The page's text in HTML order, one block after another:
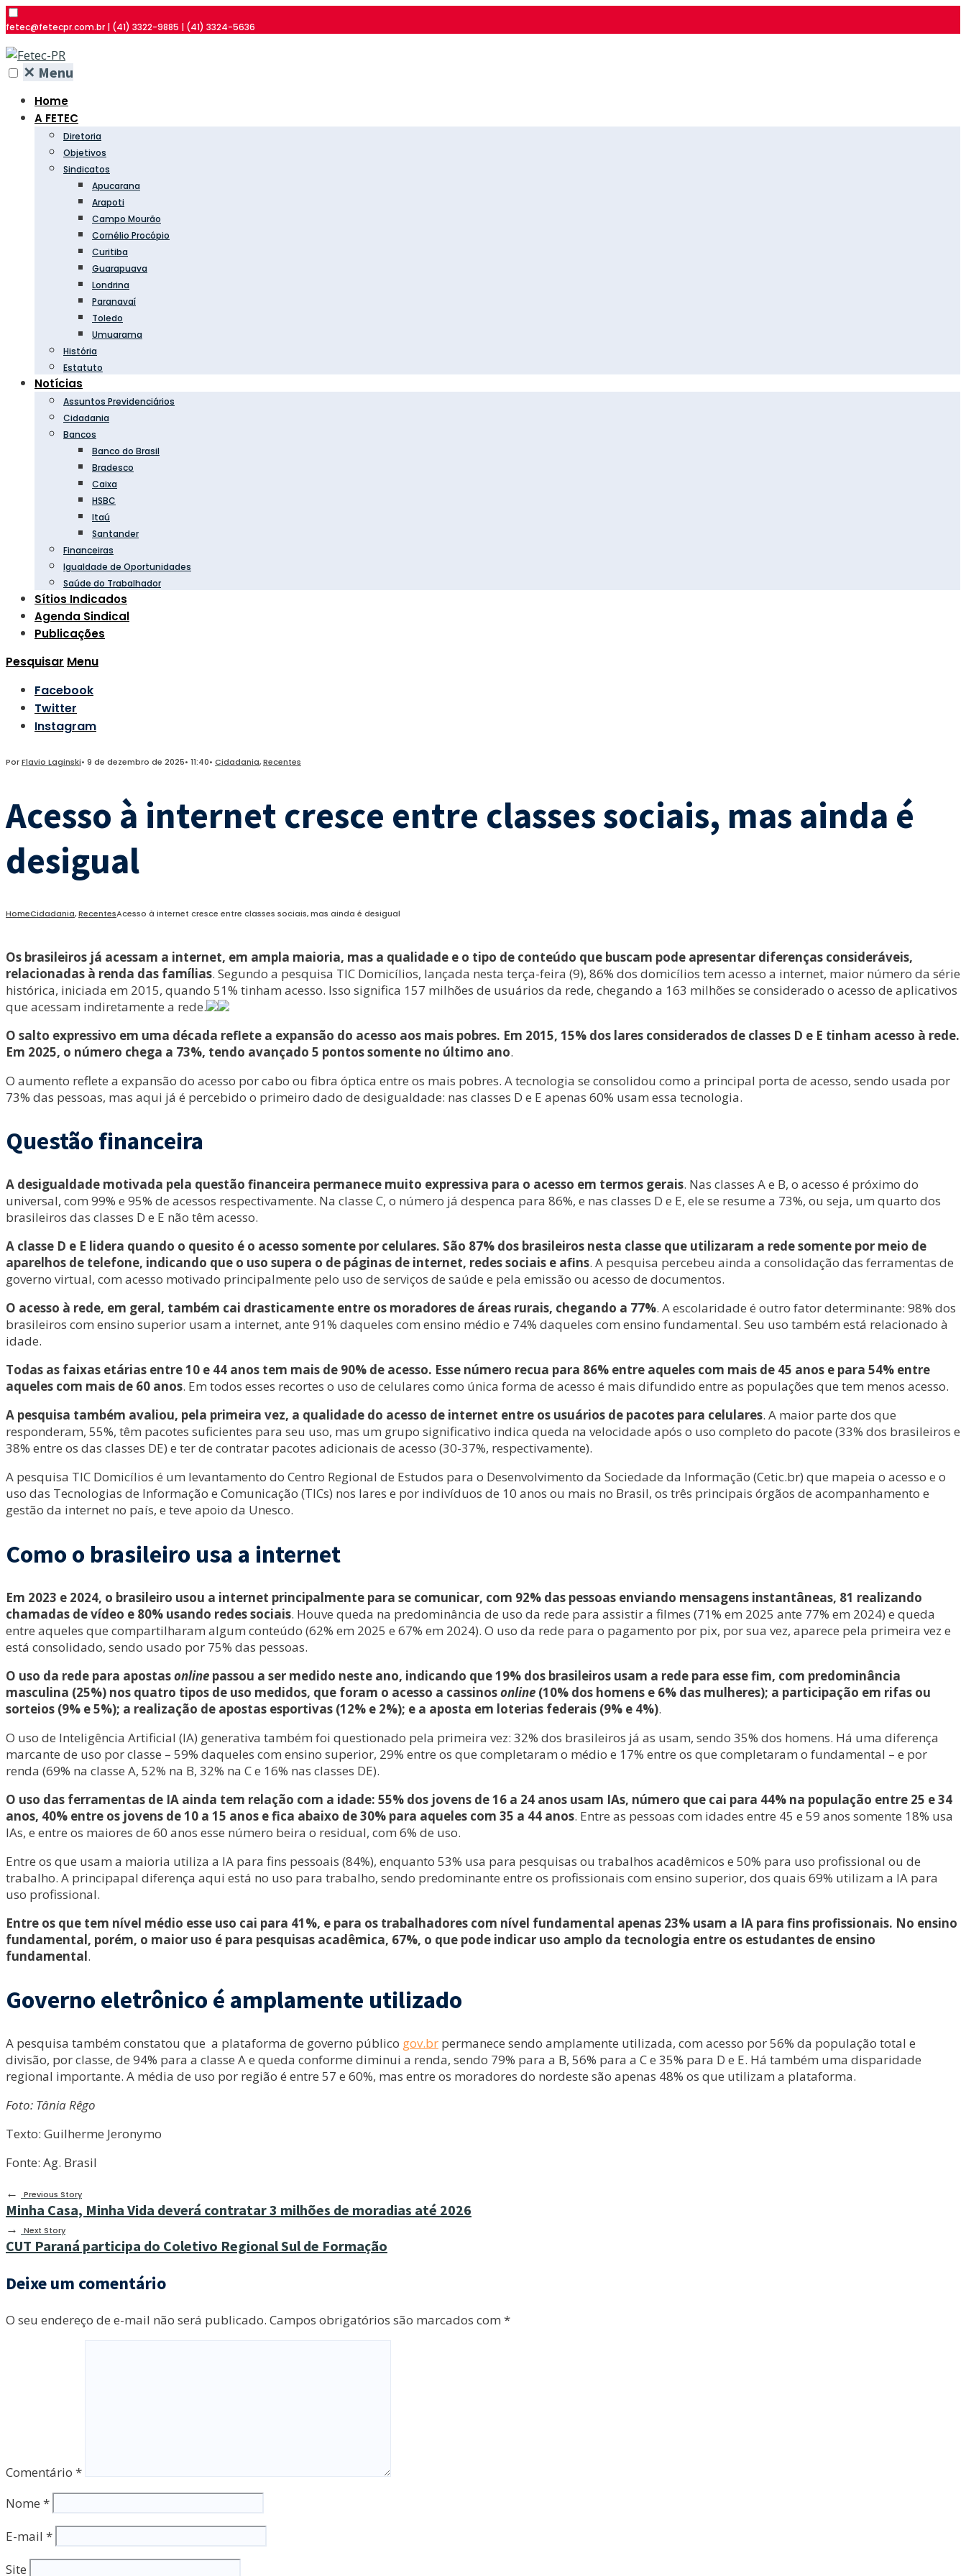
fetec@fetecpr.com.br | (41) 3322-9885 | (41) 3324-5636
✕ Menu
Home
A FETEC
Diretoria
Objetivos
Sindicatos
Apucarana
Arapoti
Campo Mourão
Cornélio Procópio
Curitiba
Guarapuava
Londrina
Paranavaí
Toledo
Umuarama
História
Estatuto
Notícias
Assuntos Previdenciários
Cidadania
Bancos
Banco do Brasil
Bradesco
Caixa
HSBC
Itaú
Santander
Financeiras
Igualdade de Oportunidades
Saúde do Trabalhador
Sítios Indicados
Agenda Sindical
Publicações
Pesquisar Menu
Facebook
Twitter
Instagram
PorFlavio Laginski• 9 de dezembro de 2025• 11:40• Cidadania,Recentes
Acesso à internet cresce entre classes sociais, mas ainda é
desigual
HomeCidadania,RecentesAcesso à internet cresce entre classes sociais, mas ainda é desigual
Os brasileiros já acessam a internet, em ampla maioria, mas a qualidade e o tipo de conteúdo que buscam pode apresentar diferenças consideráveis,
relacionadas à renda das famílias. Segundo a pesquisa TIC Domicílios, lançada nesta terça-feira (9), 86% dos domicílios tem acesso a internet, maior número da série
histórica, iniciada em 2015, quando 51% tinham acesso. Isso significa 157 milhões de usuários da rede, chegando a 163 milhões se considerado o acesso de aplicativos
que acessam indiretamente a rede.
O salto expressivo em uma década reflete a expansão do acesso aos mais pobres. Em 2015, 15% dos lares considerados de classes D e E tinham acesso à rede.
Em 2025, o número chega a 73%, tendo avançado 5 pontos somente no último ano.
O aumento reflete a expansão do acesso por cabo ou fibra óptica entre os mais pobres. A tecnologia se consolidou como a principal porta de acesso, sendo usada por
73% das pessoas, mas aqui já é percebido o primeiro dado de desigualdade: nas classes D e E apenas 60% usam essa tecnologia.
Questão financeira
A desigualdade motivada pela questão financeira permanece muito expressiva para o acesso em termos gerais. Nas classes A e B, o acesso é próximo do
universal, com 99% e 95% de acessos respectivamente. Na classe C, o número já despenca para 86%, e nas classes D e E, ele se resume a 73%, ou seja, um quarto dos
brasileiros das classes D e E não têm acesso.
A classe D e E lidera quando o quesito é o acesso somente por celulares. São 87% dos brasileiros nesta classe que utilizaram a rede somente por meio de
aparelhos de telefone, indicando que o uso supera o de páginas de internet, redes sociais e afins. A pesquisa percebeu ainda a consolidação das ferramentas de
governo virtual, com acesso motivado principalmente pelo uso de serviços de saúde e pela emissão ou acesso de documentos.
O acesso à rede, em geral, também cai drasticamente entre os moradores de áreas rurais, chegando a 77%. A escolaridade é outro fator determinante: 98% dos
brasileiros com ensino superior usam a internet, ante 91% daqueles com ensino médio e 74% daqueles com ensino fundamental. Seu uso também está relacionado à
idade.
Todas as faixas etárias entre 10 e 44 anos tem mais de 90% de acesso. Esse número recua para 86% entre aqueles com mais de 45 anos e para 54% entre
aqueles com mais de 60 anos. Em todos esses recortes o uso de celulares como única forma de acesso é mais difundido entre as populações que tem menos acesso.
A pesquisa também avaliou, pela primeira vez, a qualidade do acesso de internet entre os usuários de pacotes para celulares. A maior parte dos que
responderam, 55%, têm pacotes suficientes para seu uso, mas um grupo significativo indica queda na velocidade após o uso completo do pacote (33% dos brasileiros e
38% entre os das classes DE) e ter de contratar pacotes adicionais de acesso (30-37%, respectivamente).
A pesquisa TIC Domicílios é um levantamento do Centro Regional de Estudos para o Desenvolvimento da Sociedade da Informação (Cetic.br) que mapeia o acesso e o
uso das Tecnologias de Informação e Comunicação (TICs) nos lares e por indivíduos de 10 anos ou mais no Brasil, os três principais órgãos de acompanhamento e
gestão da internet no país, e teve apoio da Unesco.
Como o brasileiro usa a internet
Em 2023 e 2024, o brasileiro usou a internet principalmente para se comunicar, com 92% das pessoas enviando mensagens instantâneas, 81 realizando
chamadas de vídeo e 80% usando redes sociais. Houve queda na predominância de uso da rede para assistir a filmes (71% em 2025 ante 77% em 2024) e queda
entre aqueles que compartilharam algum conteúdo (62% em 2025 e 67% em 2024). O uso da rede para o pagamento por pix, por sua vez, aparece pela primeira vez e
está consolidado, sendo usado por 75% das pessoas.
O uso da rede para apostasonline passou a ser medido neste ano, indicando que 19% dos brasileiros usam a rede para esse fim, com predominância
masculina (25%) nos quatro tipos de uso medidos, que foram o acesso a cassinosonline (10% dos homens e 6% das mulheres); a participação em rifas ou
sorteios (9% e 5%); a realização de apostas esportivas (12% e 2%); e a aposta em loterias federais (9% e 4%).
O uso de Inteligência Artificial (IA) generativa também foi questionado pela primeira vez: 32% dos brasileiros já as usam, sendo 35% dos homens. Há uma diferença
marcante de uso por classe – 59% daqueles com ensino superior, 29% entre os que completaram o médio e 17% entre os que completaram o fundamental – e por
renda (69% na classe A, 52% na B, 32% na C e 16% nas classes DE).
O uso das ferramentas de IA ainda tem relação com a idade: 55% dos jovens de 16 a 24 anos usam IAs, número que cai para 44% na população entre 25 e 34
anos, 40% entre os jovens de 10 a 15 anos e fica abaixo de 30% para aqueles com 35 a 44 anos. Entre as pessoas com idades entre 45 e 59 anos somente 18% usa
IAs, e entre os maiores de 60 anos esse número beira o residual, com 6% de uso.
Entre os que usam a maioria utiliza a IA para fins pessoais (84%), enquanto 53% usa para pesquisas ou trabalhos acadêmicos e 50% para uso profissional ou de
trabalho. A principapal diferença aqui está no uso para trabalho, sendo predominante entre os profissionais com ensino superior, dos quais 69% utilizam a IA para
uso profissional.
Entre os que tem nível médio esse uso cai para 41%, e para os trabalhadores com nível fundamental apenas 23% usam a IA para fins profissionais. No ensino
fundamental, porém, o maior uso é para pesquisas acadêmica, 67%, o que pode indicar uso amplo da tecnologia entre os estudantes de ensino
fundamental.
Governo eletrônico é amplamente utilizado
A pesquisa também constatou que a plataforma de governo público gov.br permanece sendo amplamente utilizada, com acesso por 56% da população total e
divisão, por classe, de 94% para a classe A e queda conforme diminui a renda, sendo 79% para a B, 56% para a C e 35% para D e E. Há também uma disparidade
regional importante. A média de uso por região é entre 57 e 60%, mas entre os moradores do nordeste são apenas 48% os que utilizam a plataforma.
Foto: Tânia Rêgo
Texto: Guilherme Jeronymo
Fonte: Ag. Brasil
←
Previous Story
Minha Casa, Minha Vida deverá contratar 3 milhões de moradias até 2026
→ Next Story
CUT Paraná participa do Coletivo Regional Sul de Formação
Deixe um comentário
O seu endereço de e-mail não será publicado. Campos obrigatórios são marcados com *
Comentário *
Nome *
E-mail *
Site